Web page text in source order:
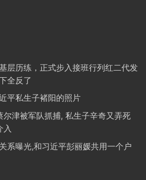
层历练，正式步入接班行列红二代发
全反了
平私生子褚阳的照片
尔津被军队抓捕, 私生子辛奇又弄死
入
系曝光,和习近平彭丽媛共用一个户